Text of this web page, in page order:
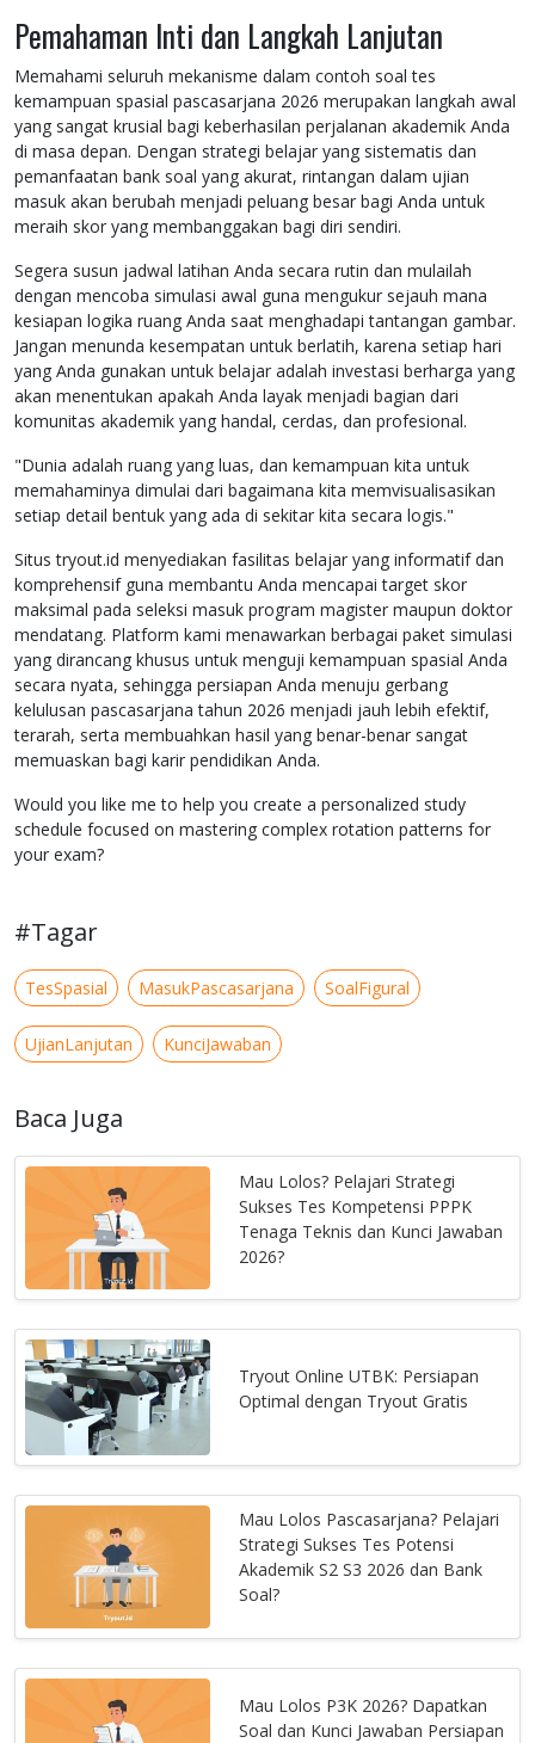
Pemahaman Inti dan Langkah Lanjutan
Memahami seluruh mekanisme dalam contoh soal tes
kemampuan spasial pascasarjana 2026 merupakan langkah awal
yang sangat krusial bagi keberhasilan perjalanan akademik Anda
di masa depan. Dengan strategi belajar yang sistematis dan
pemanfaatan bank soal yang akurat, rintangan dalam ujian
masuk akan berubah menjadi peluang besar bagi Anda untuk
meraih skor yang membanggakan bagi diri sendiri.
Segera susun jadwal latihan Anda secara rutin dan mulailah
dengan mencoba simulasi awal guna mengukur sejauh mana
kesiapan logika ruang Anda saat menghadapi tantangan gambar.
Jangan menunda kesempatan untuk berlatih, karena setiap hari
yang Anda gunakan untuk belajar adalah investasi berharga yang
akan menentukan apakah Anda layak menjadi bagian dari
komunitas akademik yang handal, cerdas, dan profesional.
"Dunia adalah ruang yang luas, dan kemampuan kita untuk
memahaminya dimulai dari bagaimana kita memvisualisasikan
setiap detail bentuk yang ada di sekitar kita secara logis."
Situs tryout.id menyediakan fasilitas belajar yang informatif dan
komprehensif guna membantu Anda mencapai target skor
maksimal pada seleksi masuk program magister maupun doktor
mendatang. Platform kami menawarkan berbagai paket simulasi
yang dirancang khusus untuk menguji kemampuan spasial Anda
secara nyata, sehingga persiapan Anda menuju gerbang
kelulusan pascasarjana tahun 2026 menjadi jauh lebih efektif,
terarah, serta membuahkan hasil yang benar-benar sangat
memuaskan bagi karir pendidikan Anda.
Would you like me to help you create a personalized study
schedule focused on mastering complex rotation patterns for
your exam?
#Tagar
TesSpasial MasukPascasarjana SoalFigural
UjianLanjutan KunciJawaban
Baca Juga
Mau Lolos? Pelajari Strategi
Sukses Tes Kompetensi PPPK
Tenaga Teknis dan Kunci Jawaban
2026?
Tryout Online UTBK: Persiapan
Optimal dengan Tryout Gratis
Mau Lolos Pascasarjana? Pelajari
Strategi Sukses Tes Potensi
Akademik S2 S3 2026 dan Bank
Soal?
Mau Lolos P3K 2026? Dapatkan
Soal dan Kunci Jawaban Persiapan